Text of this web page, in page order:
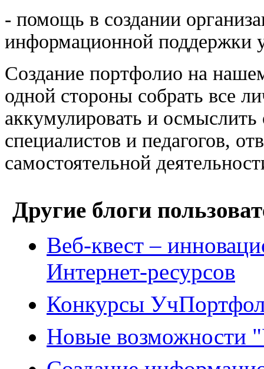
- помощь в создании
информационной поддержки
Создание портфолио на
одной стороны собрать все
аккумулировать и
специалистов и педагогов,
самостоятельной
Другие блоги
Веб-квест –
Интернет-ресурсов
Конкурсы
Новые возможности